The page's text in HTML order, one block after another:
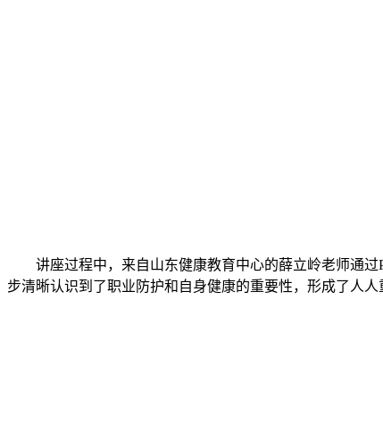
讲座过程中，来自山东健康教育中心的薛立岭老师通过
步清晰认识到了职业防护和自身健康的重要性，形成了人人